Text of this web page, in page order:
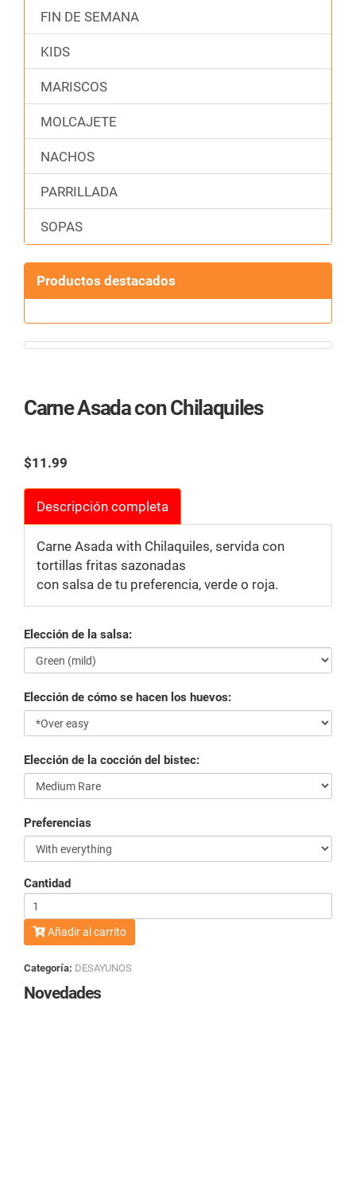
FIN DE SEMANA
KIDS
MARISCOS
MOLCAJETE
NACHOS
PARRILLADA
SOPAS
Productos destacados
Carne Asada con Chilaquiles
$11.99
Descripción completa
Carne Asada with Chilaquiles, servida con
tortillas fritas sazonadas
con salsa de tu preferencia, verde o roja.
Elección de la salsa:
Elección de cómo se hacen los huevos:
Elección de la cocción del bistec:
Preferencias
Cantidad
Añadir al carrito
Categoría: DESAYUNOS
Novedades